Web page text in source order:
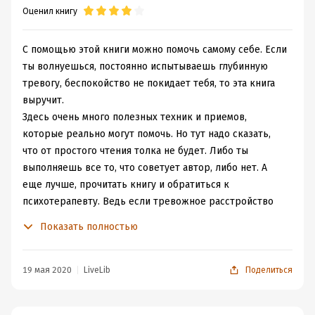
Переводчик:
П. Ярышева
Оценил книгу
С помощью этой книги можно помочь самому себе. Если
ты волнуешься, постоянно испытываешь глубинную
тревогу, беспокойство не покидает тебя, то эта книга
выручит.
Здесь очень много полезных техник и приемов,
которые реально могут помочь. Но тут надо сказать,
что от простого чтения толка не будет. Либо ты
выполняешь все то, что советует автор, либо нет. А
еще лучше, прочитать книгу и обратиться к
психотерапевту. Ведь если тревожное расстройство
тревожности. Например, другая книга Роберта Лихи
Показать полностью
19 мая 2020 LiveLib Поделиться